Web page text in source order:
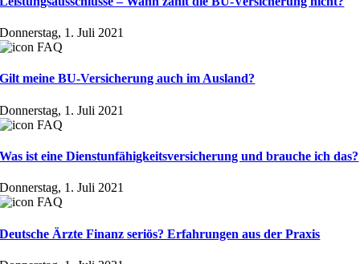
Donnerstag, 1. Juli 2021
Gilt meine BU-Versicherung auch im Ausland?
Donnerstag, 1. Juli 2021
Was ist eine Dienst­un­fähig­keits­ver­siche­rung und brauche ich das?
Donnerstag, 1. Juli 2021
Deutsche Ärzte Finanz seriös? Erfahrungen aus der Praxis